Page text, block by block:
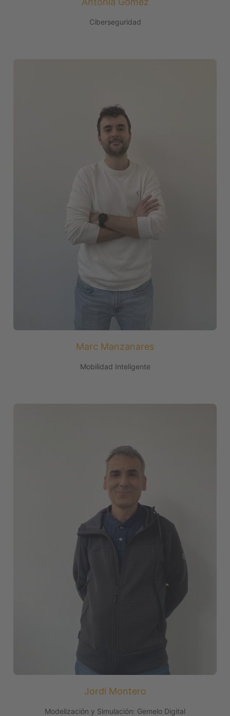
Ciberseguridad
Marc Manzanares
Mobilidad Inteligente
Jordi Montero
Modelización y Simulación: Gemelo Digital